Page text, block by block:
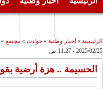
الرئيسية » أخبار وطنية» حوادث» مجتمع»
2025/02/25 - 11:27 ص
الحسيمة .. هزة أرضية بقوة 3.0 درجات على سلم